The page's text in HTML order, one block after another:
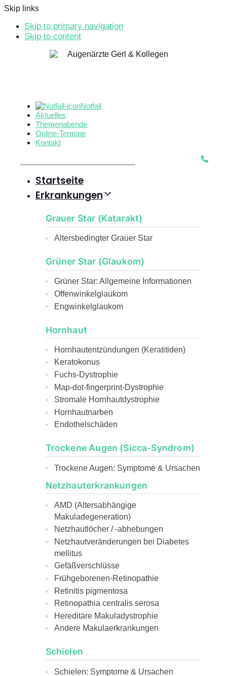
Skip links
Skip to primary navigation
Skip to content
Notfall
Aktuelles
Themenabende
Online-Termine
Kontakt
Startseite
Erkrankungen
Grauer Star (Katarakt)
Altersbedingter Grauer Star
Grüner Star (Glaukom)
Grüner Star: Allgemeine Informationen
Offenwinkelglaukom
Engwinkelglaukom
Hornhaut
Hornhautentzündungen (Keratitiden)
Keratokonus
Fuchs-Dystrophie
Map-dot-fingerprint-Dystrophie
Stromale Hornhautdystrophie
Hornhautnarben
Endothelschäden
Trockene Augen (Sicca-Syndrom)
Trockene Augen: Symptome & Ursachen
Netzhauterkrankungen
AMD (Altersabhängige
Makuladegeneration)
Netzhautlöcher / -abhebungen
Netzhautveränderungen bei Diabetes
mellitus
Gefäßverschlüsse
Frühgeborenen-Retinopathie
Retinitis pigmentosa
Retinopathia centralis serosa
Hereditäre Makuladystrophie
Andere Makulaerkrankungen
Schielen
Schielen: Symptome & Ursachen